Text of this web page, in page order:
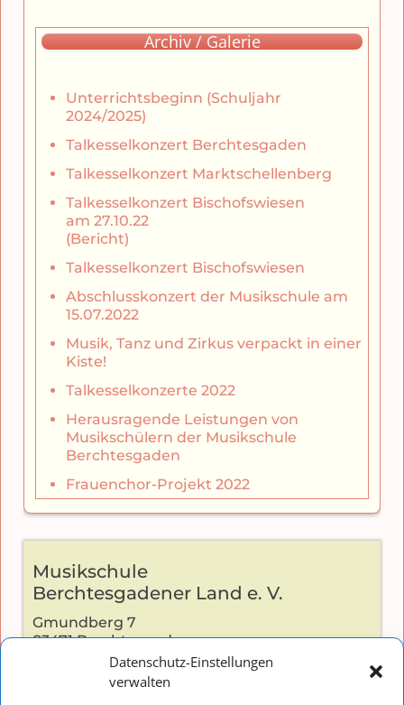
Datenschutz-Einstellungen
verwalten
Archiv / Galerie
Unterrichtsbeginn (Schuljahr
2024/2025)
Talkesselkonzert Berchtesgaden
Talkesselkonzert Marktschellenberg
Talkesselkonzert Bischofswiesen
am 27.10.22
(Bericht)
Talkesselkonzert Bischofswiesen
Abschlusskonzert der Musikschule am
15.07.2022
Musik, Tanz und Zirkus verpackt in einer
Kiste!
Talkesselkonzerte 2022
Herausragende Leistungen von
Musikschülern der Musikschule
Berchtesgaden
Frauenchor-Projekt 2022
Musikschule
Berchtesgadener Land e. V.
Gmundberg 7
83471 Berchtesgaden